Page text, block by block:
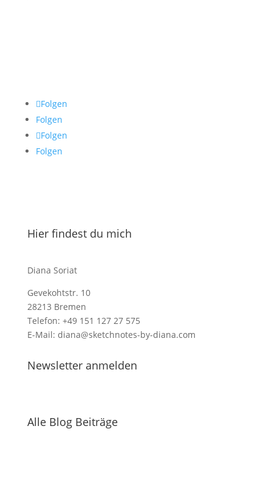
Folgen
Folgen
Folgen
Folgen
Hier findest du mich
Diana Soriat
Gevekohtstr. 10
28213 Bremen
Telefon: +49 151 127 27 575
E-Mail: diana@sketchnotes-by-diana.com
Newsletter anmelden
Alle Blog Beiträge